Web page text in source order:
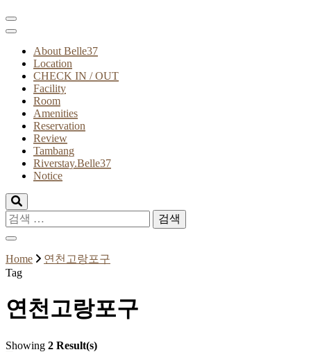
About Belle37
Location
CHECK IN / OUT
Facility
Room
Amenities
Reservation
Review
Tambang
Riverstay.Belle37
Notice
검
색:
Home
연천고랑포구
Tag
연천고랑포구
Showing 2 Result(s)